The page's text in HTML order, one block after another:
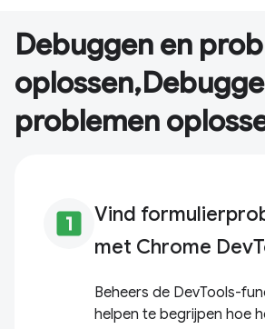
Debuggen en
problemen
looks_one Vind
met Chrome
Beheers de DevTools-
helpen te begrijpen hoe